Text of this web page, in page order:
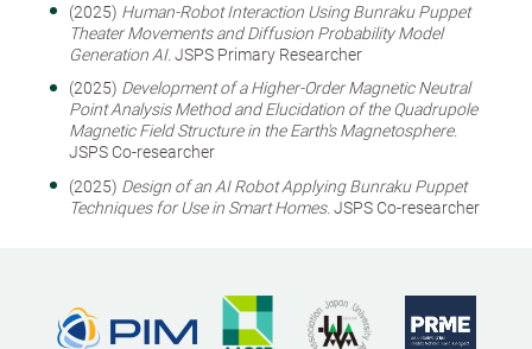
(2025) Human-Robot Interaction Using Bunraku Puppet
Theater Movements and Diffusion Probability Model
Generation AI. JSPS Primary Researcher
(2025) Development of a Higher-Order Magnetic Neutral
Point Analysis Method and Elucidation of the Quadrupole
Magnetic Field Structure in the Earth's Magnetosphere.
JSPS Co-researcher
(2025) Design of an AI Robot Applying Bunraku Puppet
Techniques for Use in Smart Homes. JSPS Co-researcher